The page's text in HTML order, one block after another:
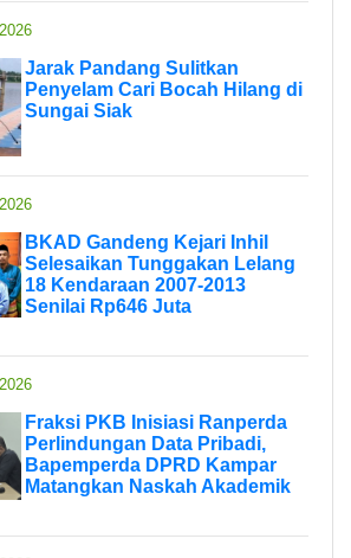
Jarak Pandang Sulitkan
Penyelam Cari Bocah Hilang di
Sungai Siak
BKAD Gandeng Kejari Inhil
Selesaikan Tunggakan Lelang
18 Kendaraan 2007-2013
Senilai Rp646 Juta
Fraksi PKB Inisiasi Ranperda
Perlindungan Data Pribadi,
Bapemperda DPRD Kampar
Matangkan Naskah Akademik